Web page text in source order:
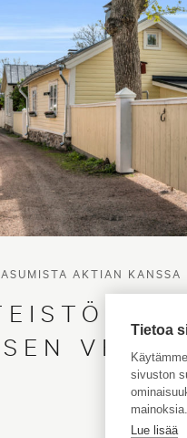
ASUMISTA AKTIAN KANSSA
Tietoa
sivuston
mainoksia.
Lue lisää